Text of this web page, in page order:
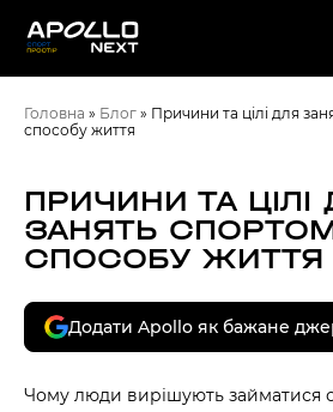
Головна » Блог » Причини та цілі для
способу життя
ПРИЧИНИ ТА ЦІЛІ
ЗАНЯТЬ
СПОСОБУ ЖИТТЯ
Додати Apollo як бажане
Чому люди вирішують займатися